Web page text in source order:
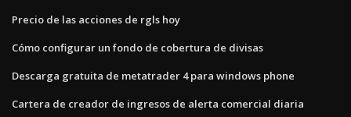
Precio de las acciones de rgls hoy
Cómo configurar un fondo de cobertura de divisas
Descarga gratuita de metatrader 4 para windows phone
Cartera de creador de ingresos de alerta comercial diaria